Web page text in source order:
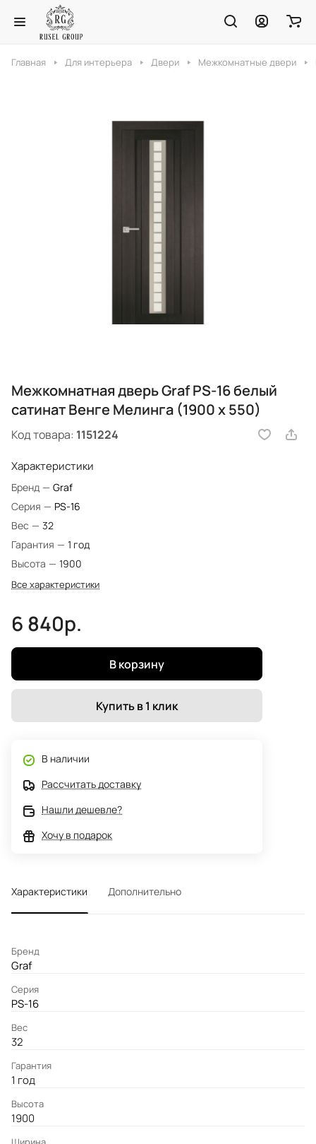
Главная Для интерьера Двери Межкомнатные двери
Межкомнатная дверь Graf PS-16 белый
сатинат Венге Мелинга (1900 х 550)
Код товара: 1151224
Характеристики
Бренд — Graf
Серия — PS-16
Вес — 32
Гарантия — 1 год
Высота — 1900
Все характеристики
6 840р.
В корзину
Купить в 1 клик
В наличии
Рассчитать доставку
Нашли дешевле?
Хочу в подарок
Характеристики Дополнительно
Бренд
Graf
Серия
PS-16
Вес
32
Гарантия
1 год
Высота
1900